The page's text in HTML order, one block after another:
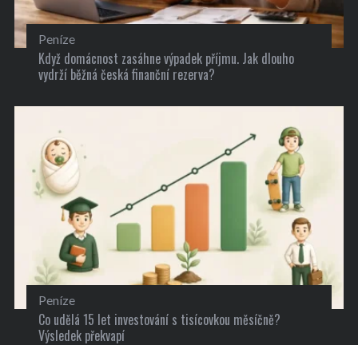
Peníze
Když domácnost zasáhne výpadek příjmu. Jak dlouho
vydrží běžná česká finanční rezerva?
Peníze
Co udělá 15 let investování s tisícovkou měsíčně?
Výsledek překvapí